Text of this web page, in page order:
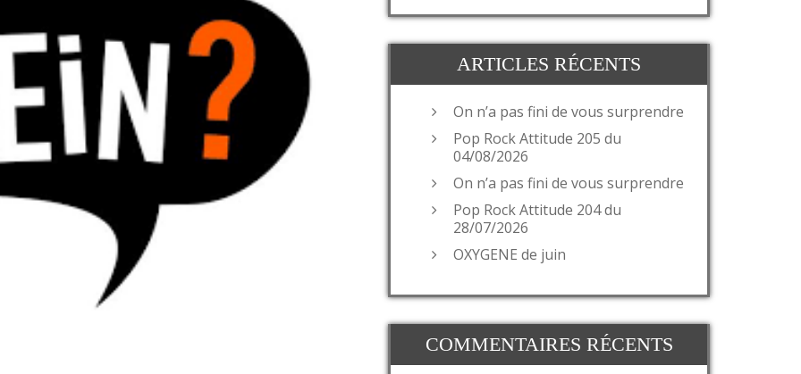
ARTICLES RÉCENTS
On n’a pas fini de vous surprendre
Pop Rock Attitude 205 du
04/08/2026
On n’a pas fini de vous surprendre
Pop Rock Attitude 204 du
28/07/2026
OXYGENE de juin
COMMENTAIRES RÉCENTS